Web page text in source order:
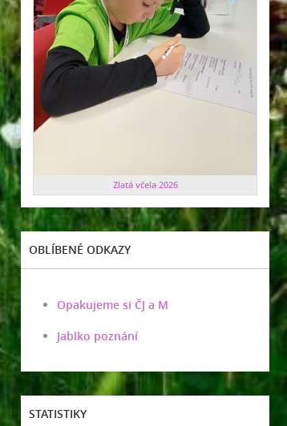
Zlatá včela 2026
OBLÍBENÉ ODKAZY
Opakujeme si ČJ a M
Jablko poznání
STATISTIKY